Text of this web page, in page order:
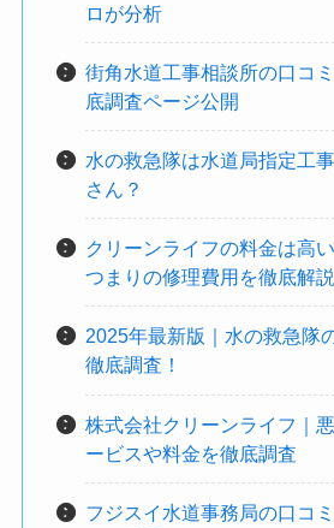
ロが分析
街角水道工事相談所の口コ
底調査ページ公開
水の救急隊は水道局指定工
さん？
クリーンライフの料金は高
つまりの修理費用を徹底解説
2025年最新版｜水の救急隊
徹底調査！
株式会社クリーンライフ｜
ービスや料金を徹底調査
フジスイ水道事務局の口コ